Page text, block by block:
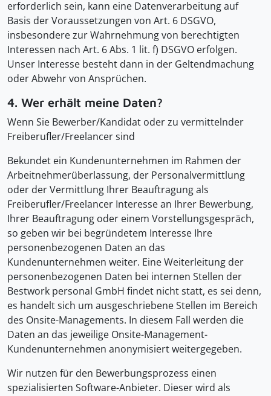
erforderlich sein, kann eine Datenverarbeitung auf
Basis der Voraussetzungen von Art. 6 DSGVO,
insbesondere zur Wahrnehmung von berechtigten
Interessen nach Art. 6 Abs. 1 lit. f) DSGVO erfolgen.
Unser Interesse besteht dann in der Geltendmachung
oder Abwehr von Ansprüchen.
4. Wer erhält meine Daten?
Wenn Sie Bewerber/Kandidat oder zu vermittelnder
Freiberufler/Freelancer sind
Bekundet ein Kundenunternehmen im Rahmen der
Arbeitnehmerüberlassung, der Personalvermittlung
oder der Vermittlung Ihrer Beauftragung als
Freiberufler/Freelancer Interesse an Ihrer Bewerbung,
Ihrer Beauftragung oder einem Vorstellungsgespräch,
so geben wir bei begründetem Interesse Ihre
personenbezogenen Daten an das
Kundenunternehmen weiter. Eine Weiterleitung der
personenbezogenen Daten bei internen Stellen der
Bestwork personal GmbH findet nicht statt, es sei denn,
es handelt sich um ausgeschriebene Stellen im Bereich
des Onsite-Managements. In diesem Fall werden die
Daten an das jeweilige Onsite-Management-
Kundenunternehmen anonymisiert weitergegeben.
Wir nutzen für den Bewerbungsprozess einen
spezialisierten Software-Anbieter. Dieser wird als